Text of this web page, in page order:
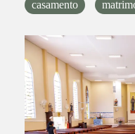
casamento